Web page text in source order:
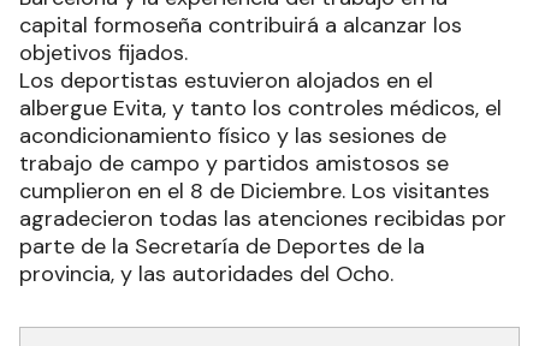
capital formoseña contribuirá a alcanzar los
objetivos fijados.
Los deportistas estuvieron alojados en el
albergue Evita, y tanto los controles médicos, el
acondicionamiento físico y las sesiones de
trabajo de campo y partidos amistosos se
cumplieron en el 8 de Diciembre. Los visitantes
agradecieron todas las atenciones recibidas por
parte de la Secretaría de Deportes de la
provincia, y las autoridades del Ocho.